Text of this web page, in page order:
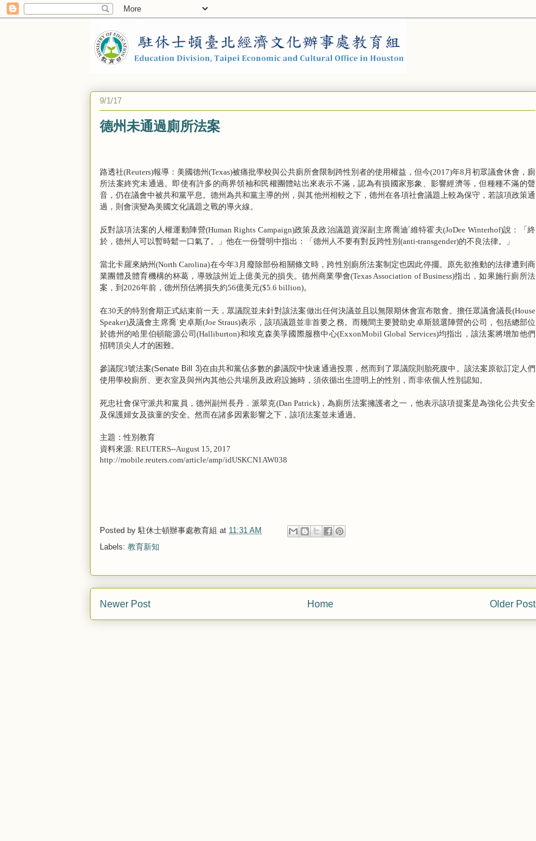
9/1/17
德州未通過廁所法案
路透社(Reuters)報導：美國德州(Texas)被痛批學校與公共廁所會限制跨性別者的使用權益，但今(2017)年8 月初眾議會休會，廁
所法案終究未通過。即使有許多的商界領袖和民權團體站出來表示不滿，認為有損國家形象、影響經濟等，但種種不滿的聲
音，仍在議會中被共和黨平息。德州為共和黨主導的州，與其他州相較之下，德州在各項社會議題上較為保守，若該項政策通
過，則會演變為美國文化議題之戰的導火線。
反對該項法案的人權運動陣營(Human Rights Campaign)政策及政治議題資深副主席喬迪˙維特霍夫(JoDee Winterhof)說：「終
於，德州人可以暫時鬆一口氣了。」他在一份聲明中指出：「德州人不要有對反跨性別(anti-transgender)的不良法律。」
當北卡羅來納州(North Carolina)在今年3 月廢除部份相關條文時，跨性別廁所法案制定也因此停擺。原先欲推動的法律遭到商
業團體及體育機構的杯葛，導致該州近上億美元的損失。德州商業學會(Texas Association of Business)指出，如果施行廁所法
案，到 2026年前，德州預估將損失約56億美元($5.6 billion)。
在30天的特別會期正式結束前一天，眾議院並未針對該法案做出任何決議並且以無限期休會宣布散會。擔任眾議會議長(House
Speaker)及議會主席喬˙史卓斯(Joe Straus)表示，該項議題並非首要之務。而幾間主要贊助史卓斯競選陣營的公司，包括總部位
於德州的哈里伯頓能源公司(Halliburton)和埃克森美孚國際服務中心(ExxonMobil Global Services)均指出，該法案將增加他們
招聘頂尖人才的困難。
參議院3號法案(Senate Bill 3)在由共和黨佔多數的參議院中快速通過投票，然而到了眾議院則胎死腹中。該法案原欲訂定人們
使用學校廁所、更衣室及與州內其他公共場所及政府設施時，須依循出生證明上的性別，而非依個人性別認知。
死忠社會保守派共和黨員，德州副州長丹．派翠克(Dan Patrick)，為廁所法案擁護者之一，他表示該項提案是為強化公共安全
及保護婦女及孩童的安全。然而在諸多因素影響之下，該項法案並未通過。
主題：性別教育
資料來源: REUTERS--August 15, 2017
http://mobile.reuters.com/article/amp/idUSKCN1AW038
Posted by駐休士頓辦事處教育組 at 11:31 AM
Labels: 教育新知
Newer Post Older Post
Home